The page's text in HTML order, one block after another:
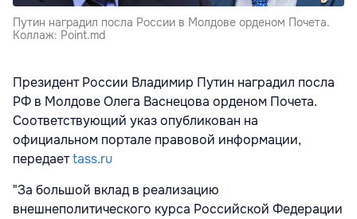
Путин наградил посла России в Молдове орденом Почета.
Коллаж: Point.md
Президент России Владимир Путин наградил посла
РФ в Молдове Олега Васнецова орденом Почета.
Соответствующий указ опубликован на
официальном портале правовой информации,
передаетtass.ru
"За большой вклад в реализацию
внешнеполитического курса Российской Федерации